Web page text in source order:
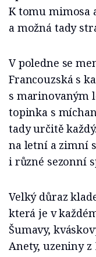
K tomu mimosa
a možná tady
V poledne se
Francouzská s
s marinovaným
topinka s
tady určitě
na letní a zimní
i různé sezonní
Velký důraz
která je v
Šumavy,
Anety, uzeniny